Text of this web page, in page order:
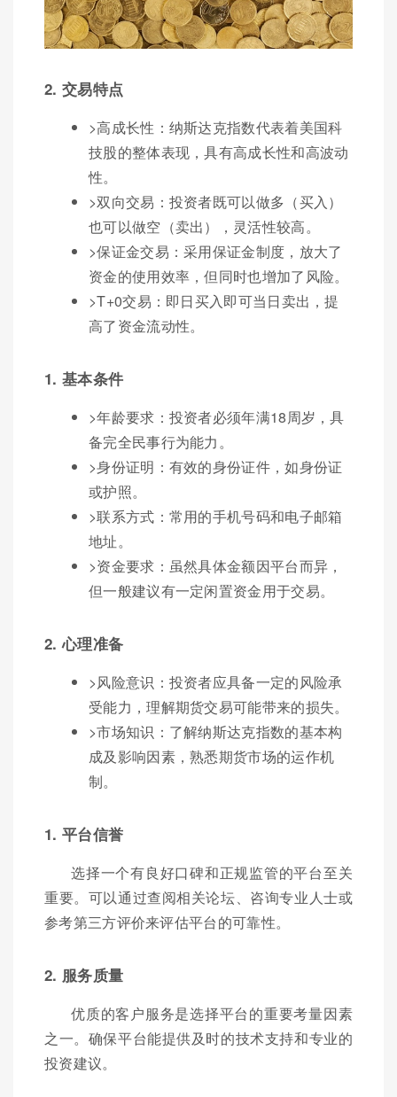
2. 交易特点
>高成长性：纳斯达克指数代表着美国科
技股的整体表现，具有高成长性和高波动
性。
>双向交易：投资者既可以做多（买入）
也可以做空（卖出），灵活性较高。
>保证金交易：采用保证金制度，放大了
资金的使用效率，但同时也增加了风险。
>T+0交易：即日买入即可当日卖出，提
高了资金流动性。
1. 基本条件
>年龄要求：投资者必须年满18周岁，具
备完全民事行为能力。
>身份证明：有效的身份证件，如身份证
或护照。
>联系方式：常用的手机号码和电子邮箱
地址。
>资金要求：虽然具体金额因平台而异，
但一般建议有一定闲置资金用于交易。
2. 心理准备
>风险意识：投资者应具备一定的风险承
受能力，理解期货交易可能带来的损失。
>市场知识：了解纳斯达克指数的基本构
成及影响因素，熟悉期货市场的运作机
制。
1. 平台信誉
选择一个有良好口碑和正规监管的平台至关
重要。可以通过查阅相关论坛、咨询专业人士或
参考第三方评价来评估平台的可靠性。
2. 服务质量
优质的客户服务是选择平台的重要考量因素
之一。确保平台能提供及时的技术支持和专业的
投资建议。